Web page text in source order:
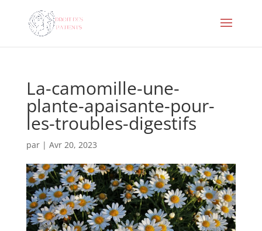
La-camomille-une-
plante-apaisante-pour-
les-troubles-digestifs
par | Avr 20, 2023